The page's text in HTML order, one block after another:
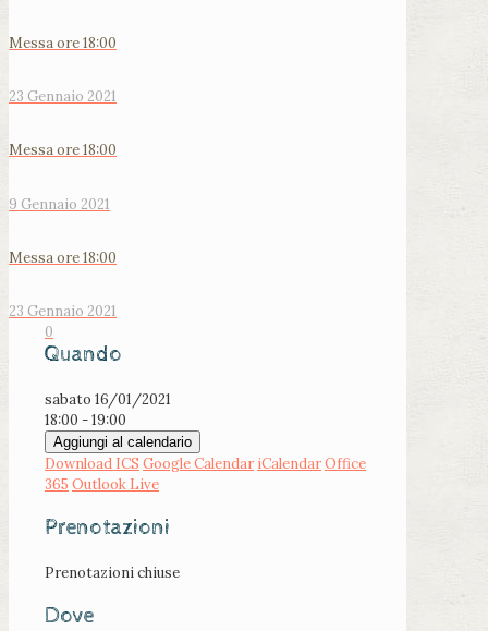
Messa ore 18:00
23 Gennaio 2021
Messa ore 18:00
9 Gennaio 2021
Messa ore 18:00
23 Gennaio 2021
0
Quando
sabato 16/01/2021
18:00 - 19:00
Aggiungi al calendario
Download ICS Google Calendar iCalendarOffice
365 Outlook Live
Prenotazioni
Prenotazioni chiuse
Dove